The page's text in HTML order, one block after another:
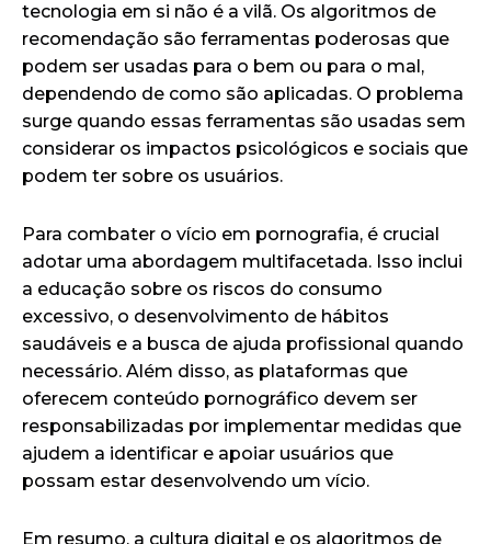
tecnologia em si não é a vilã. Os algoritmos de
recomendação são ferramentas poderosas que
podem ser usadas para o bem ou para o mal,
dependendo de como são aplicadas. O problema
surge quando essas ferramentas são usadas sem
considerar os impactos psicológicos e sociais que
podem ter sobre os usuários.
Para combater o vício em pornografia, é crucial
adotar uma abordagem multifacetada. Isso inclui
a educação sobre os riscos do consumo
excessivo, o desenvolvimento de hábitos
saudáveis e a busca de ajuda profissional quando
necessário. Além disso, as plataformas que
oferecem conteúdo pornográfico devem ser
responsabilizadas por implementar medidas que
ajudem a identificar e apoiar usuários que
possam estar desenvolvendo um vício.
Em resumo, a cultura digital e os algoritmos de